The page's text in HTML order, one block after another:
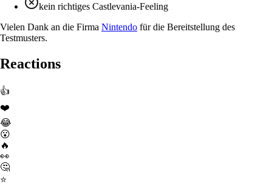
kein richtiges Castlevania-Feeling
Vielen Dank an die Firma Nintendo für die Bereitstellung des
Testmusters.
Reactions
👍
❤️
😂
😮
🔥
👀
🤔
⭐